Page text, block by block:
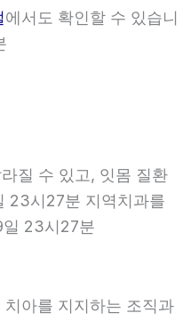
에서도 확인할 수 있습니
질 수 있고, 잇몸 질환
23시27분 지역치과를
일 23시27분
아를 지지하는 조직과